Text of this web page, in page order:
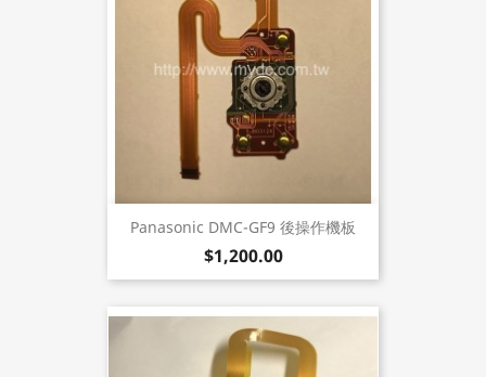
Panasonic DMC-GF9 後操作機板
$1,200.00